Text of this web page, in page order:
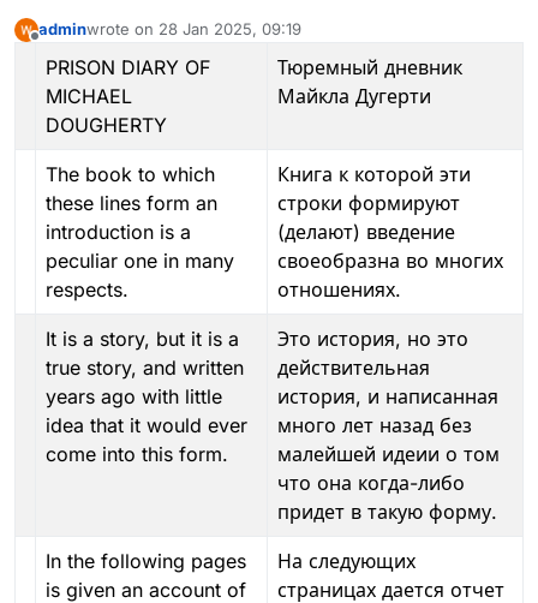
adminwrote on 28 Jan 2025, 09:19
last edited by admin6 May 2025, 19:17
PRISON DIARY OF
MICHAEL
DOUGHERTY
Тюремный дневник
Майкла Дугерти
The book to which
these lines form an
introduction is a
peculiar one in many
respects.
Книга к которой эти
строки формируют
(делают) введение
своеобразна во многих
отношениях.
It is a story, but it is a
true story, and written
years ago with little
idea that it would ever
come into this form.
Это история, но это
действительная
история, и написанная
много лет назад без
малейшей идеии о том
что она когда-либо
придет в такую форму.
In the following pages
is given an account of
На следующих
страницах дается отчет